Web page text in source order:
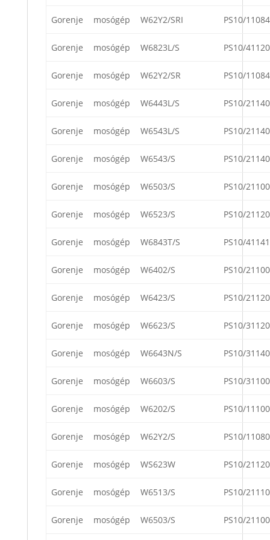
Gorenje mosógép W62Y2/SRI PS10/11084
Gorenje mosógép W6823L/S PS10/41120
Gorenje mosógép W62Y2/SR PS10/11084
Gorenje mosógép W6443L/S PS10/21140
Gorenje mosógép W6543L/S PS10/21140
Gorenje mosógép W6543/S PS10/21140
Gorenje mosógép W6503/S PS10/21100
Gorenje mosógép W6523/S PS10/21120
Gorenje mosógép W6843T/S PS10/41141
Gorenje mosógép W6402/S PS10/21100
Gorenje mosógép W6423/S PS10/21120
Gorenje mosógép W6623/S PS10/31120
Gorenje mosógép W6643N/S PS10/31140
Gorenje mosógép W6603/S PS10/31100
Gorenje mosógép W6202/S PS10/11100
Gorenje mosógép W62Y2/S PS10/11080
Gorenje mosógép WS623W PS10/21120
Gorenje mosógép W6513/S PS10/21110
Gorenje mosógép W6503/S PS10/21100